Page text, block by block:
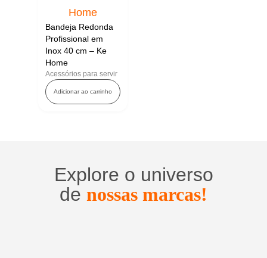
Bandeja Redonda
Profissional em
Inox 40 cm – Ke
Home
Acessórios para servir
Adicionar ao carrinho
Explore o universo
de nossas marcas!